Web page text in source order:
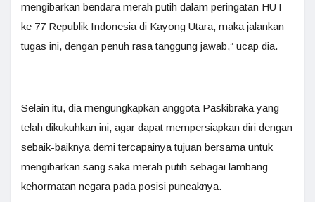
mengibarkan bendara merah putih dalam peringatan HUT
ke 77 Republik Indonesia di Kayong Utara, maka jalankan
tugas ini, dengan penuh rasa tanggung jawab,” ucap dia.
Selain itu, dia mengungkapkan anggota Paskibraka yang
telah dikukuhkan ini, agar dapat mempersiapkan diri dengan
sebaik-baiknya demi tercapainya tujuan bersama untuk
mengibarkan sang saka merah putih sebagai lambang
kehormatan negara pada posisi puncaknya.